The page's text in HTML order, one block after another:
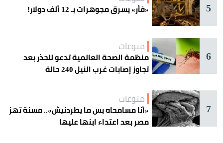
5 «فأر» يسرق مجوهرات بـ 12 ألف دولار!
6
منوعات
منظمة الصحة العالمية تدعو للحذر بعد
تجاوز إصابات غرب النيل 240 حالة
7
منوعات
«أنا مسامحاه بس ما يطردنيش».. مسنة تهز
مصر بعد اعتداء ابنها عليها